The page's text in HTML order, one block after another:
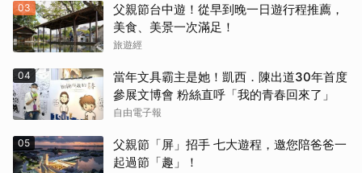
03
父親節台中遊！從早到晚一日遊行程推薦，
美食、美景一次滿足！
旅遊經
04
當年文具霸主是她！凱西．陳出道30年首度
參展文博會 粉絲直呼「我的青春回來了」
自由電子報
05
父親節「屏」招手 七大遊程，邀您陪爸爸一
起過節「趣」！